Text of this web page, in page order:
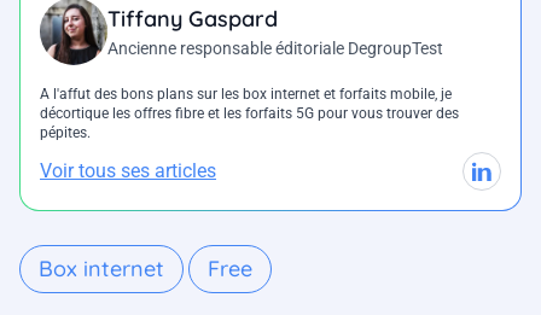
Tiffany Gaspard
Ancienne responsable éditoriale DegroupTest
A l'affut des bons plans sur les box internet et forfaits mobile, je
décortique les offres fibre et les forfaits 5G pour vous trouver des
pépites.
Voir tous ses articles
Box internet Free